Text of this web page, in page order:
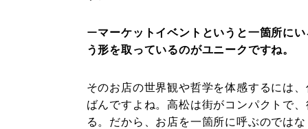
ーマーケットイベントというと一箇所に
う形を取っているのがユニークですね。
そのお店の世界観や哲学を体感するには
ばんですよね。高松は街がコンパクトで
る。だから、お店を一箇所に呼ぶのでは